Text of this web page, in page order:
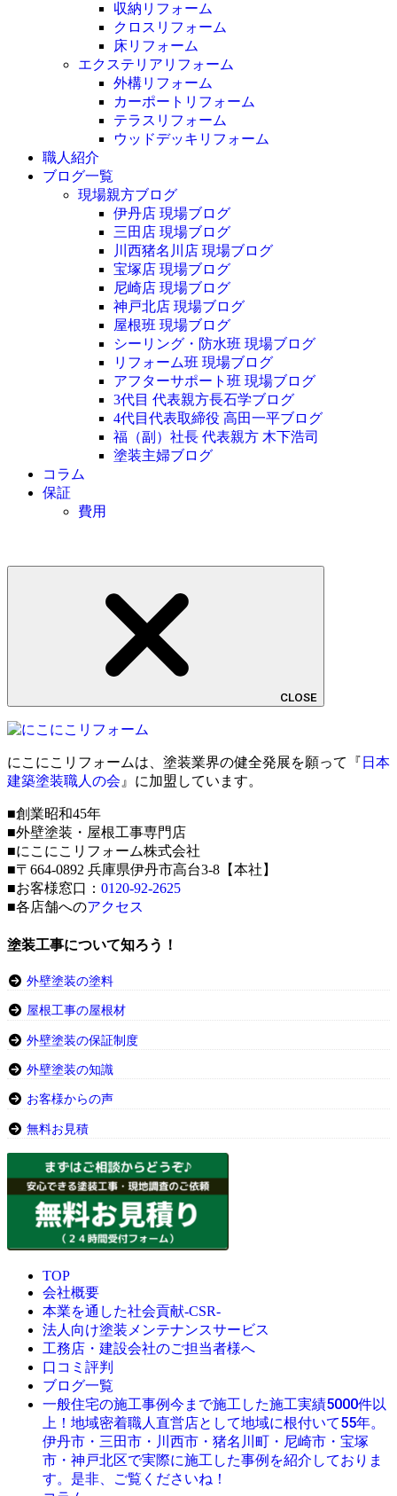
収納リフォーム
クロスリフォーム
床リフォーム
エクステリアリフォーム
外構リフォーム
カーポートリフォーム
テラスリフォーム
ウッドデッキリフォーム
職人紹介
ブログ一覧
現場親方ブログ
伊丹店 現場ブログ
三田店 現場ブログ
川西猪名川店 現場ブログ
宝塚店 現場ブログ
尼崎店 現場ブログ
神戸北店 現場ブログ
屋根班 現場ブログ
シーリング・防水班 現場ブログ
リフォーム班 現場ブログ
アフターサポート班 現場ブログ
3代目 代表親方長石学ブログ
4代目代表取締役 高田一平ブログ
福（副）社長 代表親方 木下浩司
塗装主婦ブログ
コラム
保証
費用
CLOSE
にこにこリフォームは、塗装業界の健全発展を願って『 日本
建築塗装職人の会 』に加盟しています。
■創業昭和45年
■外壁塗装・屋根工事専門店
■にこにこリフォーム株式会社
■〒664-0892 兵庫県伊丹市高台3-8【本社】
■お客様窓口： 0120-92-2625
■各店舗へのアクセス
塗装工事について知ろう！
外壁塗装の塗料
屋根工事の屋根材
外壁塗装の保証制度
外壁塗装の知識
お客様からの声
無料お見積
TOP
会社概要
本業を通した社会貢献-CSR-
法人向け塗装メンテナンスサービス
工務店・建設会社のご担当者様へ
口コミ評判
ブログ一覧
一般住宅の施工事例今まで施工した施工実績5000件以
上！地域密着職人直営店として地域に根付いて55年。
伊丹市・三田市・川西市・猪名川町・尼崎市・宝塚
市・神戸北区で実際に施工した事例を紹介しておりま
す。是非、ご覧くださいね！